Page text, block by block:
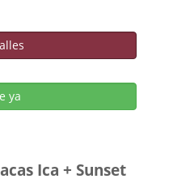
ya
Ica + Sunset